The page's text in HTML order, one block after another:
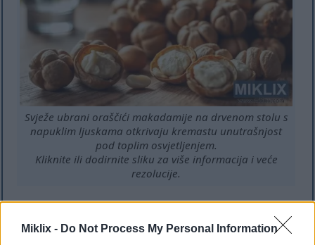
Miklix - Do Not Process My Personal Information
Svježe ubrani oraščići makadamije na drvenom stolu s
napuklim ljuskama otkrivaju kremastu unutrašnjost
pod toplim osvjetljenjem.
Kliknite ili dodirnite sliku za više informacija i veće
rezolucije.
Studije pokazuju da jedenje nekoliko makadamija
oraha dnevno može pomoći u kontroli tjelesne
težine. Mnogi ljudi ne shvaćaju koliko kalorija